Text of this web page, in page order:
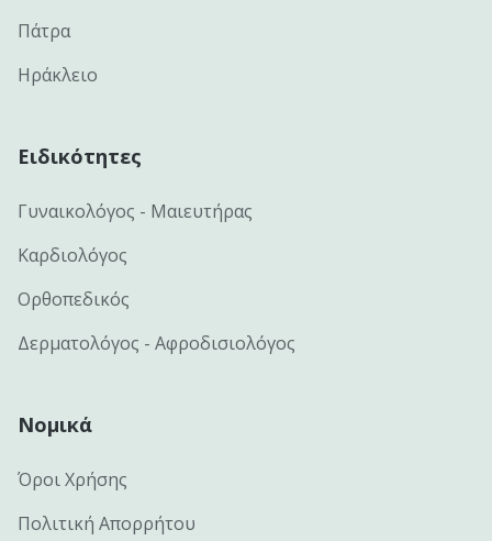
Πάτρα
Ηράκλειο
Ειδικότητες
Γυναικολόγος - Μαιευτήρας
Καρδιολόγος
Ορθοπεδικός
Δερματολόγος - Αφροδισιολόγος
Νομικά
Όροι Χρήσης
Πολιτική Απορρήτου